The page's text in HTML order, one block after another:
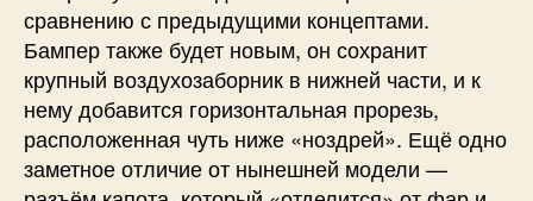
сравнению с предыдущими концептами.
Бампер также будет новым, он сохранит
крупный воздухозаборник в нижней части, и к
нему добавится горизонтальная прорезь,
расположенная чуть ниже «ноздрей». Ещё одно
заметное отличие от нынешней модели —